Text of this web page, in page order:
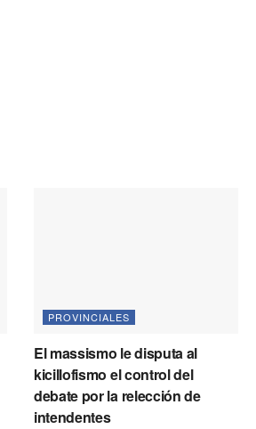
PROVINCIALES
El massismo le disputa al
kicillofismo el control del
debate por la relección de
intendentes